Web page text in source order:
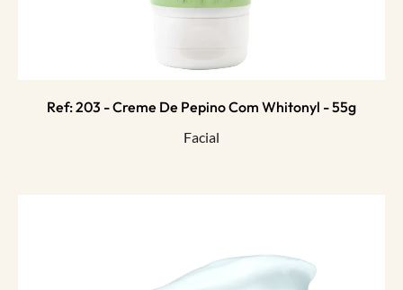
Ref: 203 - Creme De Pepino Com Whitonyl - 55g
Facial